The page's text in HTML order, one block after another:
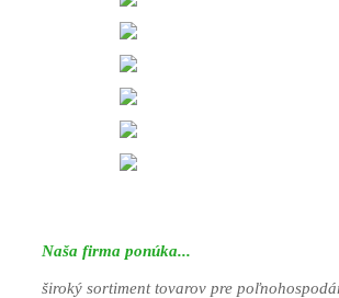
Naša firma ponúka...
široký sortiment tovarov pre